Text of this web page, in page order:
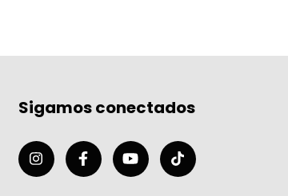
Sigamos conectados